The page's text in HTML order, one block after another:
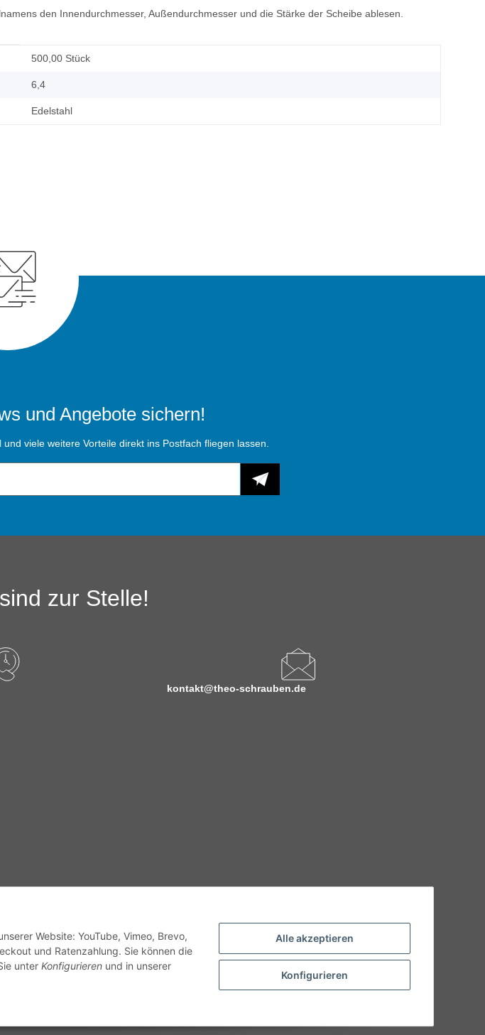
Alle akzeptieren
Konfigurieren
Website: YouTube, Vimeo, Brevo,
und Ratenzahlung. Sie können die
unter Konfigurieren und in unserer
den Innendurchmesser, Außendurchmesser und die Stärke der Scheibe ablesen.
500,00 Stück
6,4
Edelstahl
und Angebote sichern!
viele weitere Vorteile direkt ins Postfach fliegen lassen.
zur Stelle!
kontakt@theo-schrauben.de
beispielhaft sein und vom Produkt abweichen.